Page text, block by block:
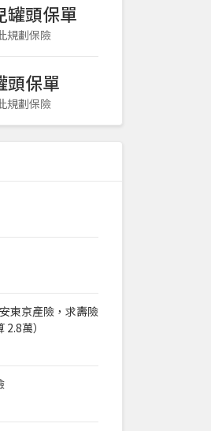
罐頭保單
規劃保險
頭保單
規劃保險
東京產險，求壽險
萬）